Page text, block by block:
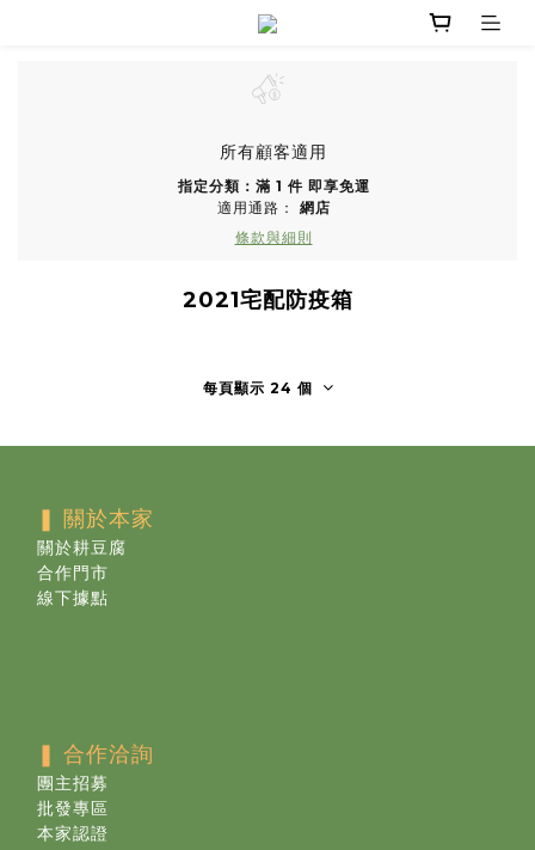
所有顧客適用
指定分類：滿 1 件 即享免運
適用通路： 網店
條款與細則
2021宅配防疫箱
每頁顯示 24 個
❚ 關於本家
關於耕豆腐
合作門市
線下據點
❚ 合作洽詢
團主招募
批發專區
本家認證